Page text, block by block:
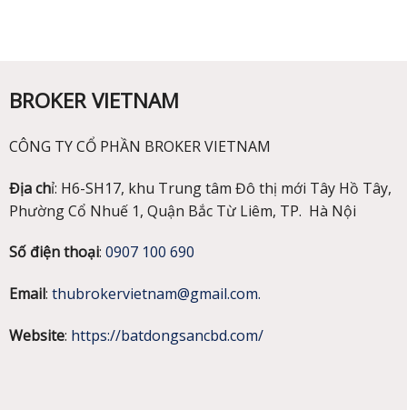
BROKER VIETNAM
CÔNG TY CỔ PHẦN BROKER VIETNAM
Địa chỉ: H6-SH17, khu Trung tâm Đô thị mới Tây Hồ Tây,
Phường Cổ Nhuế 1, Quận Bắc Từ Liêm, TP. Hà Nội
Số điện thoại: 0907 100 690
Email: thubrokervietnam@gmail.com.
Website: https://batdongsancbd.com/